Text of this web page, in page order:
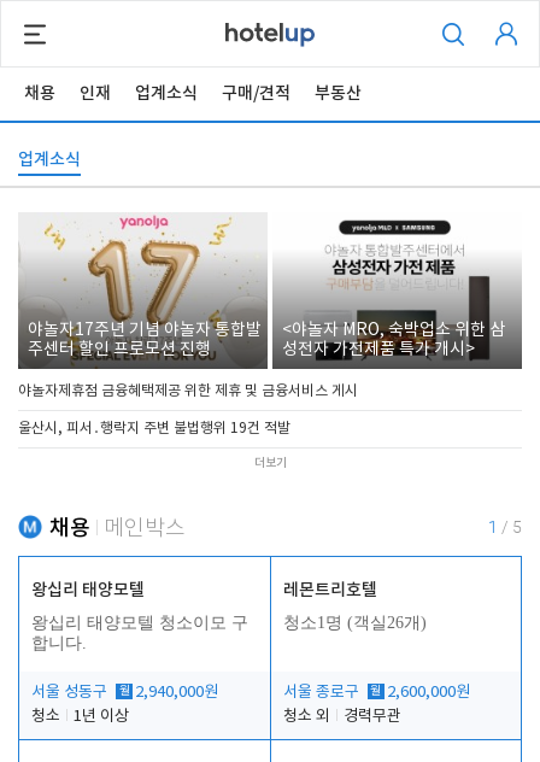
채용 인재 업계소식 구매/견적 부동산
업계소식
야놀자17주년 기념 야놀자 통합발
주센터 할인 프로모션 진행
<야놀자 MRO, 숙박업소 위한 삼
성전자 가전제품 특가 개시>
야놀자제휴점 금융혜택제공 위한 제휴 및 금융서비스 게시
울산시, 피서․행락지 주변 불법행위 19건 적발
더보기
채용 메인박스 1 / 5
왕십리 태양모텔
왕십리 태양모텔 청소이모 구
합니다.
서울 성동구 월 2,940,000원
청소
1년 이상
레몬트리호텔
청소1명 (객실26개)
서울 종로구 월 2,600,000원
청소 외
경력무관